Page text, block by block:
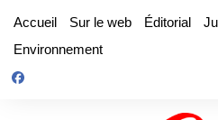
contenu
Accueil Sur le web Éditorial
Environnement